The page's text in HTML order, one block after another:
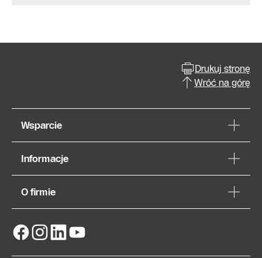
Drukuj stronę
Wróć na górę
Wsparcie
Informacje
O firmie